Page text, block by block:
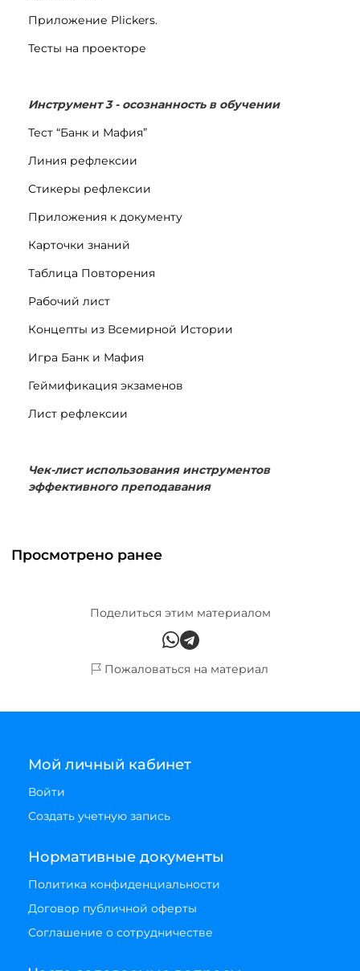
Приложение Plickers.
Тесты на проекторе
Инструмент 3 - осознанность в обучении
Тест “Банк и Мафия”
Линия рефлексии
Стикеры рефлексии
Приложения к документу
Карточки знаний
Таблица Повторения
Рабочий лист
Концепты из Всемирной Истории
Игра Банк и Мафия
Геймификация экзаменов
Лист рефлексии
Чек-лист использования инструментов
эффективного преподавания
Просмотрено ранее
Поделиться этим материалом
Пожаловаться на материал
Мой личный кабинет
Войти
Создать учетную запись
Нормативные документы
Политика конфиденциальности
Договор публичной оферты
Соглашение о сотрудничестве